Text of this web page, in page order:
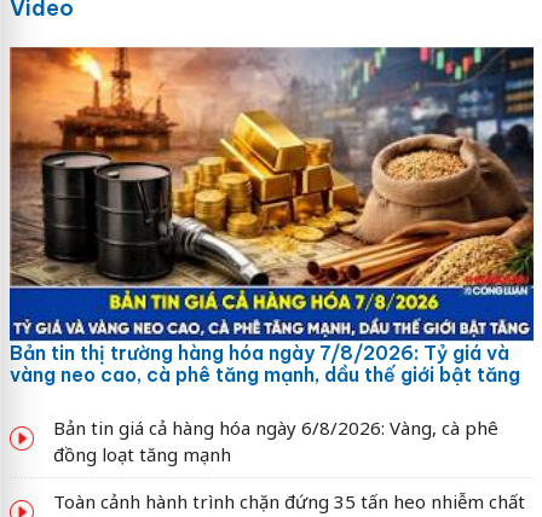
Video
Bản tin thị trường hàng hóa ngày 7/8/2026: Tỷ giá và
vàng neo cao, cà phê tăng mạnh, dầu thế giới bật tăng
Bản tin giá cả hàng hóa ngày 6/8/2026: Vàng, cà phê
đồng loạt tăng mạnh
Toàn cảnh hành trình chặn đứng 35 tấn heo nhiễm chất